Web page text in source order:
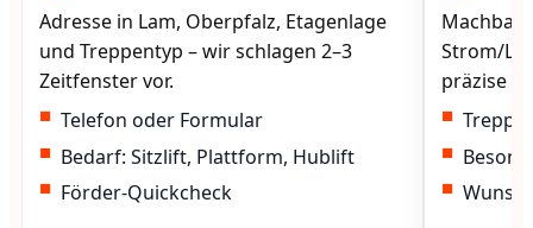
Adresse in Lam, Oberpfalz, Etagenlage
und Treppentyp – wir schlagen 2–3
Zeitfenster vor.
Telefon oder Formular
Bedarf: Sitzlift, Plattform, Hublift
Förder-Quickcheck
Strom/
präzise